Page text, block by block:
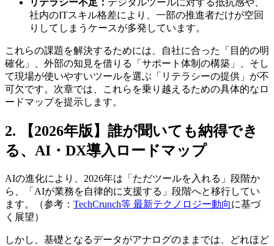
リテラシー不足： デジタルツールに対する抵抗感や、
社内のITスキル格差により、一部の推進者だけが空回
りしてしまうケースが多発しています。
これらの課題を解決するためには、自社に合った「目的の明
確化」、外部の知見を借りる「サポート体制の構築」、そし
て現場が使いやすいツールを選ぶ「リテラシーの提供」が不
可欠です。次章では、これらを乗り越えるための具体的なロ
ードマップを提示します。
2. 【2026年版】誰が聞いても納得でき
る、AI・DX導入ロードマップ
AIの進化により、2026年は「ただツールを入れる」段階か
ら、「AIが業務を自律的に支援する」段階へと移行してい
ます。（参考： TechCrunch等 最新テクノロジー動向に基づ
く展望）
しかし、基礎となるデータがアナログのままでは、どれほど